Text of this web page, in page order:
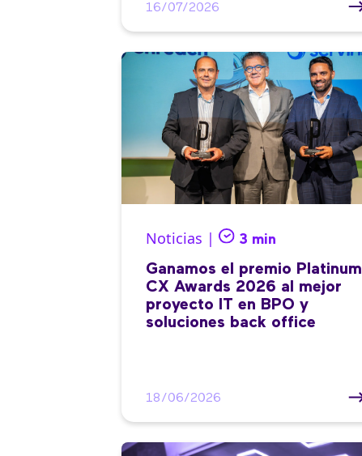
16/07/2026
Noticias | 3 min
Ganamos el premio Platinum
CX Awards 2026 al mejor
proyecto IT en BPO y
soluciones back office
18/06/2026